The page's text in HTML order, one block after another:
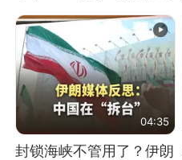
04:35
封锁海峡不管用了？伊朗